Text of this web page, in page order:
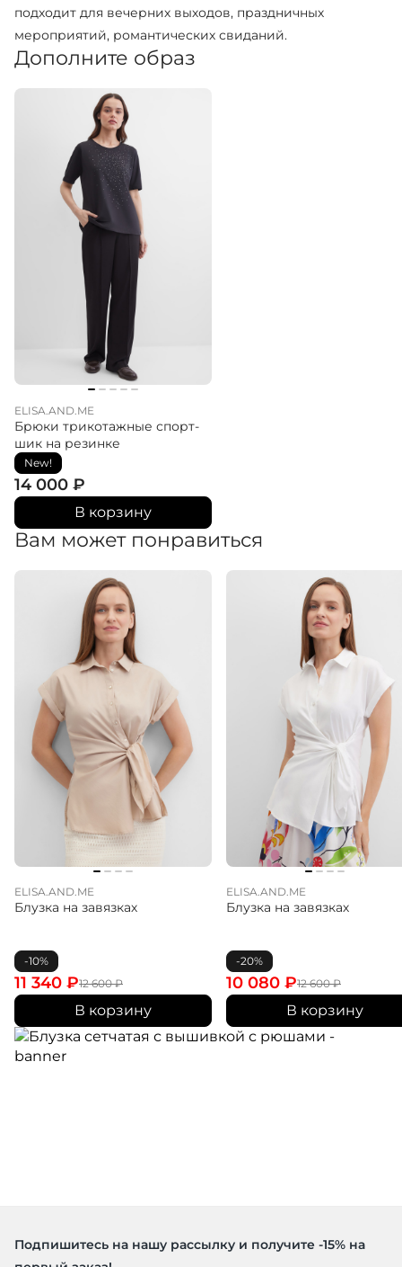
подходит для вечерних выходов, праздничных
мероприятий, романтических свиданий.
Дополните образ
ELISA.AND.ME
Брюки трикотажные спорт-
шик на резинке
New!
14 000 ₽
В корзину
Вам может понравиться
ELISA.AND.ME
Блузка на завязках
-10%
12 600₽
11 340 ₽
В корзину
ELISA.AND.ME
Блузка на завязках
-20%
12 600₽
10 080 ₽
В корзину
Подпишитесь на нашу рассылку и получите -15% на